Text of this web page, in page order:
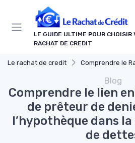
LE GUIDE ULTIME POUR CHOISIR
RACHAT DE CREDIT
Le rachat de credit Comprendre le
Blog
Comprendre le lien
de prêteur de
l’hypothèque dans
de
Panneau de gestion des cookies